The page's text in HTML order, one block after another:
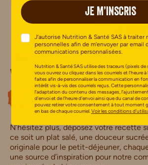
Vous avez des
cuisine?
N’hésitez plus, déposez votre recette
ce soit un plat salé, une douceur
originale pour le petit-déjeuner,
une source d’inspiration pour notre
JE M’INSCRIS
J’autorise Nutrition & Santé SAS à traiter
personnelles afin de m’envoyer par email
communications personnalisées.
Nutrition & Santé SAS utilise des traceurs (pixels de
vous ouvrez ou cliquez dans les courriels et l’heure à
faites afin de personnaliser la communication en
intérêt vis-à-vis des courriels reçus. Cette
l’adaptation du contenu des messages,
d’envoi et de l’heure d’envoi ainsi que du canal de
pouvez retirer votre consentement à tout moment
en bas de chaque courriel.Voir les conditions